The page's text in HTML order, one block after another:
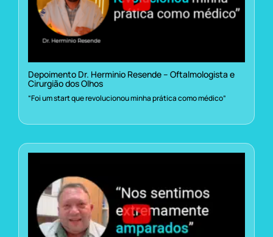
Depoimento Dr. Herminio Resende – Oftalmologista e
Cirurgião dos Olhos
“Foi um start que revolucionou minha prática como médico”